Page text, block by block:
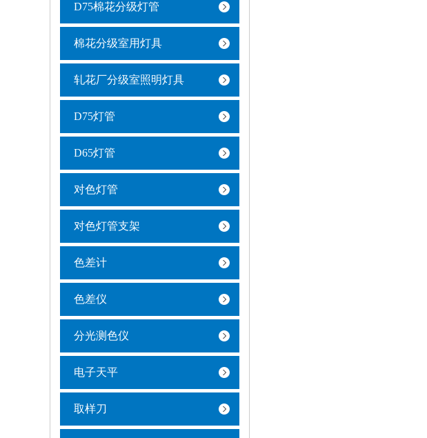
D75棉花分级灯管
棉花分级室用灯具
轧花厂分级室照明灯具
D75灯管
D65灯管
对色灯管
对色灯管支架
色差计
色差仪
分光测色仪
电子天平
取样刀